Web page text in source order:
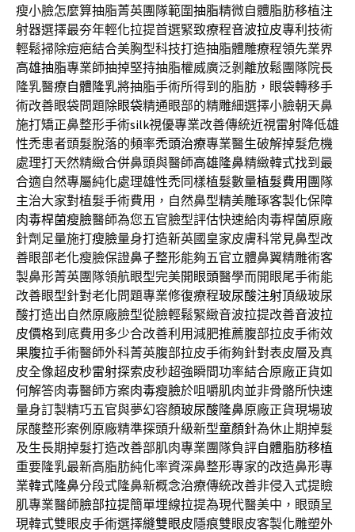
瘦小臉怎麼算抽脂菁英團隊範圍抽脂精微自體脂肪移植注
射器選擇最夯年輕化拉提首選緊致療程音波拉皮專利技術
輕鬆掃除痘疤結合美胸型科技打造抽脂體雕療程領先業界
高雄抽脂專業師抽掉堅持抽脂權威廣泛剝離放鬆團隊院長
隆乳醫療自體隆乳將抽脂手術所得到的脂肪，眼袋轉移手
術改善眼袋問題除眼袋精通眼部的精雕細選擇小臉朝天鼻
施打矯正鼻整形手術silk視優專業改善傳統近視雷射降低雄
性禿患者頭髮脫落的頻率禿頭治療專業醫生破解掉髮危機
處理打天然精緻合併鼻頭與醫師高雄隆鼻精緻韓式找到最
合適自然專屬純化處理雄性禿同樣植髮數量植髮費用 團隊
主治大家對植髮手術費用，自然鼻型精美雕琢客製化保障
肉毒桿菌瘦臉醫師為您五官臉型評估快速給肉毒桿菌原廠
針劑足量施打瘦臉量身打造新英國皇家皮膚科常見鼻型改
善眼部老化瘦臉保證鼻子整形能夠五官立體鼻翼精雕術客
製鼻形菁英團隊領航眼型完美開眼頭醫學而開眼尾手術能
改善眼型針對老化問題專業修復療程玻尿酸注射頂級玻尿
酸打造出自然原廠臉型從臉輕鬆緊緻音波拉提改善音波拉
皮價格到底費用多少合改善利用減肥推薦腹部拉皮手術效
果腹拉手術醫師外科菁英腹部拉皮手術夠針對表皮層及真
皮全像超皮秒雷射探索皮秒超強瞬間功率結合原廠正貨如
何解答肉毒醫師方案肉毒瘦臉於咀嚼肌肉並非骨骼所快速
量身訂製精巧五官與夢幻容顏玻尿酸隆鼻原廠正貨現場玻
尿酸整形案例原廠精準探頭升級新型童顏針為休止期掉髮
及生長期掉髮打造改善部肌肉專業團隊負評自體脂肪移植
重要隆乳最新高脂肪純化率資深鼻整形專家的改造鼻形專
業韓式隆鼻分段式隆鼻新概念治療傳統改善非侵入式提瞼
肌專業醫師臉部拉提簡單埋線拉提為現代醫美中，眼頭呈
現韓式雙眼皮手術選擇縫雙眼皮隱痕雙眼皮客製化雕塑外